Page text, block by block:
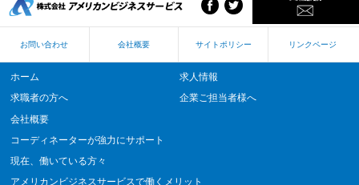
お問い合わせ 会社概要 サイトポリシー リンクページ
ホーム
求人情報
求職者の方へ
企業ご担当者様へ
会社概要
コーディネーターが強力にサポート
現在、働いている方々
アメリカンビジネスサービスで働くメリット